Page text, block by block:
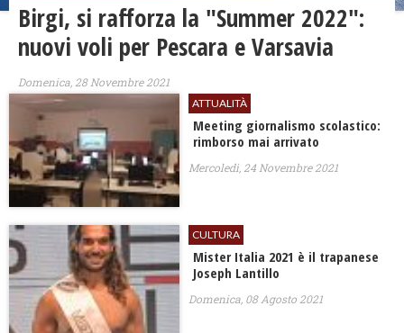
Birgi, si rafforza la "Summer 2022":
nuovi voli per Pescara e Varsavia
Domenica, 28 Novembre 2021
ATTUALITÀ
Meeting giornalismo scolastico:
rimborso mai arrivato
Mercoledì, 24 Novembre 2021
CULTURA
Mister Italia 2021 è il trapanese
Joseph Lantillo
Domenica, 08 Agosto 2021